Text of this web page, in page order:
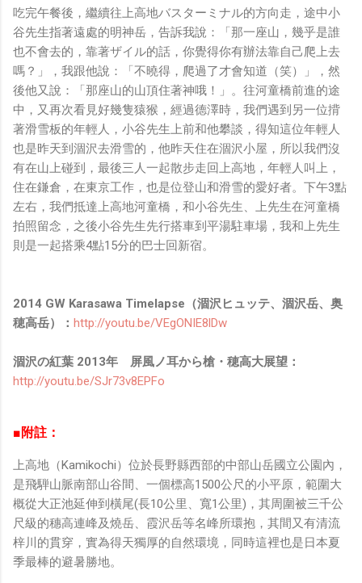
吃完午餐後，繼續往上高地バスターミナル的方向走，途中小
谷先生指著遠處的明神岳，告訴我說：「那一座山，幾乎是誰
也不會去的，靠著ザイル的話，你覺得你有辦法靠自己爬上去
嗎？」，我跟他說：「不曉得，爬過了才會知道（笑）」，然
後他又說：「那座山的山頂住著神哦！」。往河童橋前進的途
中，又再次看見好幾隻猿猴，經過德澤時，我們遇到另一位揹
著滑雪板的年輕人，小谷先生上前和他攀談，得知這位年輕人
也是昨天到涸沢去滑雪的，他昨天住在涸沢小屋，所以我們沒
有在山上碰到，最後三人一起散步走回上高地，年輕人叫上，
住在鎌倉，在東京工作，也是位登山和滑雪的愛好者。下午3點
左右，我們抵達上高地河童橋，和小谷先生、上先生在河童橋
拍照留念，之後小谷先生先行搭車到平湯駐車場，我和上先生
則是一起搭乘4點15分的巴士回新宿。
2014 GW Karasawa Timelapse（涸沢ヒュッテ、涸沢岳、奥
穂高岳）： http://youtu.be/VEgONIE8lDw
涸沢の紅葉 2013年 屏風ノ耳から槍・穂高大展望：
http://youtu.be/SJr73v8EPFo
■附註：
上高地（Kamikochi）位於長野縣西部的中部山岳國立公園內，
是飛騨山脈南部山谷間、一個標高1500公尺的小平原，範圍大
概從大正池延伸到橫尾(長10公里、寬1公里)，其周圍被三千公
尺級的穗高連峰及燒岳、霞沢岳等名峰所環抱，其間又有清流
梓川的貫穿，實為得天獨厚的自然環境，同時這裡也是日本夏
季最棒的避暑勝地。